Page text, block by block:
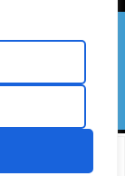
,,lato,, -15%